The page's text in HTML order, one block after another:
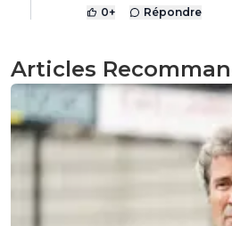
0+ Répondre
Articles